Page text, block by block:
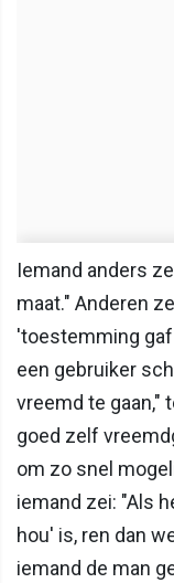
Iemand anders
maat." Anderen
'toestemming
een gebruiker
vreemd te gaan,"
goed zelf
om zo snel
iemand zei: "Als
hou' is, ren dan
iemand de man